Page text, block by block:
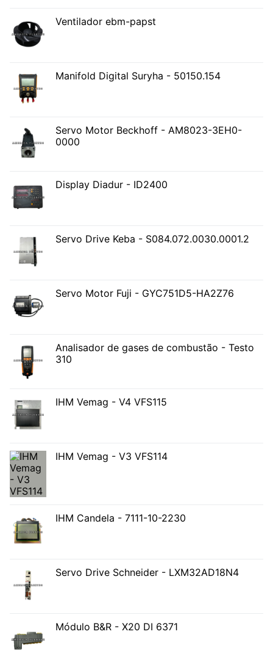
Ventilador ebm-papst
Manifold Digital Suryha - 50150.154
Servo Motor Beckhoff - AM8023-3EH0-
0000
Display Diadur - ID2400
Servo Drive Keba - S084.072.0030.0001.2
Servo Motor Fuji - GYC751D5-HA2Z76
Analisador de gases de combustão - Testo
310
IHM Vemag - V4 VFS115
IHM Vemag - V3 VFS114
IHM Candela - 7111-10-2230
Servo Drive Schneider - LXM32AD18N4
Módulo B&R - X20 DI 6371